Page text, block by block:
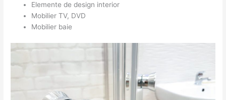
Elemente de design interior
Mobilier TV, DVD
Mobilier baie